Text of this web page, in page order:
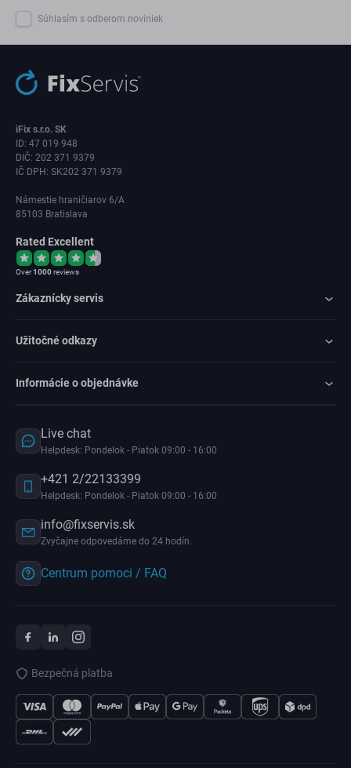
Súhlasím s odberom noviniek
iFix s.r.o. SK
ID: 47 019 948
DIČ: 202 371 9379
IČ DPH: SK202 371 9379
Námestie hraničiarov 6/A
85103 Bratislava
Rated Excellent
Over1000reviews
Zákaznícky servis
Užitočné odkazy
Informácie o objednávke
Live chat
Helpdesk: Pondelok - Piatok 09:00 - 16:00
+421 2/22133399
Helpdesk: Pondelok - Piatok 09:00 - 16:00
info@fixservis.sk
Zvyčajne odpovedáme do 24 hodín.
Centrum pomoci / FAQ
Bezpečná platba